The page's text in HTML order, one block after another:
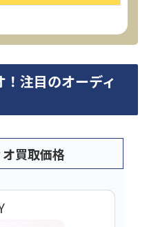
注目のオーディ
買取価格